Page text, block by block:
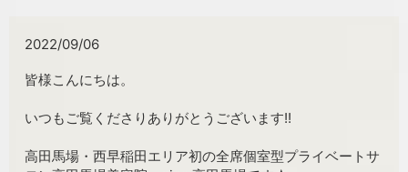
2022/09/06
皆様こんにちは。
いつもご覧くださりありがとうございます!!
高田馬場・西早稲田エリア初の全席個室型プライベートサ